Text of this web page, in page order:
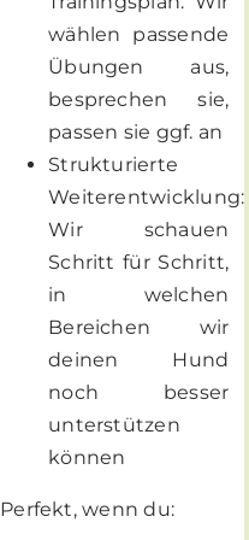
wählen passende
Übungen aus,
besprechen sie,
passen sie ggf. an
Strukturierte
Weiterentwicklung:
Wir schauen
Schritt für Schritt,
in welchen
Bereichen wir
deinen Hund
noch besser
unterstützen
können
Perfekt, wenn du: